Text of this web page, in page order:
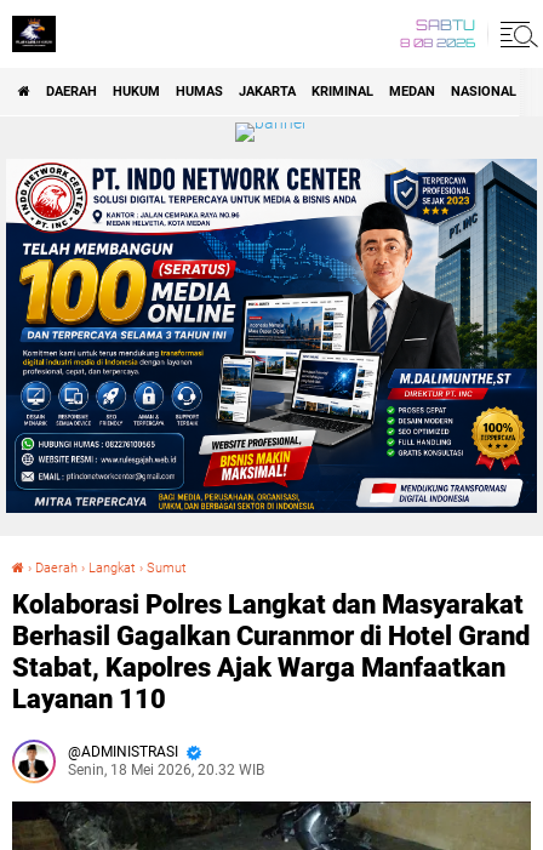
SABTU
8 08 2026
DAERAH HUKUM HUMAS JAKARTA KRIMINAL MEDAN NASIONAL
› Daerah › Langkat › Sumut
Kolaborasi Polres Langkat dan Masyarakat
Berhasil Gagalkan Curanmor di Hotel Grand
Stabat, Kapolres Ajak Warga Manfaatkan
Layanan 110
ADMINISTRASI
Senin, 18 Mei 2026, 20.32 WIB